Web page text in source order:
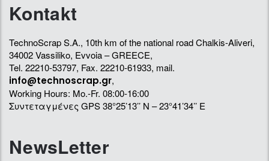
Kontakt
TechnoScrap S.A., 10th km of the national road Chalkis-Aliveri,
34002 Vassiliko, Evvoia – GREECE,
Tel. 22210-53797, Fax. 22210-61933, mail.
info@technoscrap.gr,
Working Hours: Mo.-Fr. 08:00-16:00
Συντεταγμένες GPS 38°25’13’’ N – 23°41’34’’ E
NewsLetter